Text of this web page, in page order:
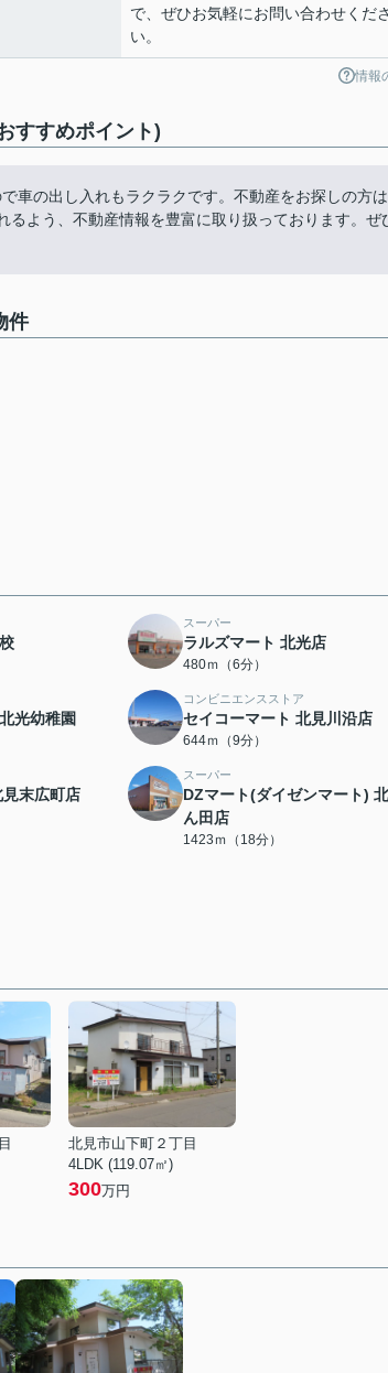
で、ぜひお気軽にお問い合わせくだ
い。
情報
すすめポイント)
車の出し入れもラクラクです。不動産をお探しの方は
よう、不動産情報を豊富に取り扱っております。ぜ
件
スーパー
ラルズマート 北光店
480ｍ（6分）
光幼稚園
コンビニエンスストア
セイコーマート 北見川沿店
644ｍ（9分）
末広町店
スーパー
DZマート(ダイゼンマート)
ん田店
1423ｍ（18分）
北見市山下町２丁目
4LDK (119.07㎡)
300万円